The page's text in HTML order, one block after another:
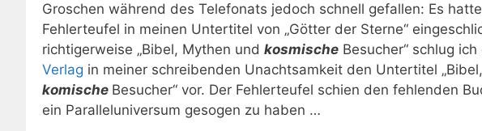
Groschen während des Telefonats jedoch schnell gefallen: Es
Fehlerteufel in meinen Untertitel von „Götter der Sterne“
richtigerweise „Bibel, Mythen und kosmische Besucher“ schlug ich
Verlag in meiner schreibenden Unachtsamkeit den Untertitel
komische Besucher“ vor. Der Fehlerteufel schien den fehlenden
ein Paralleluniversum gesogen zu haben …